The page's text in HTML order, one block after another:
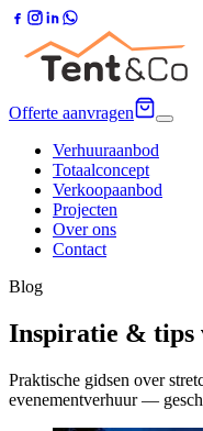
Offerte aanvragen
Verhuuraanbod
Totaalconcept
Verkoopaanbod
Projecten
Over ons
Contact
Blog
Inspiratie & tips
Praktische gidsen over
evenementverhuur —